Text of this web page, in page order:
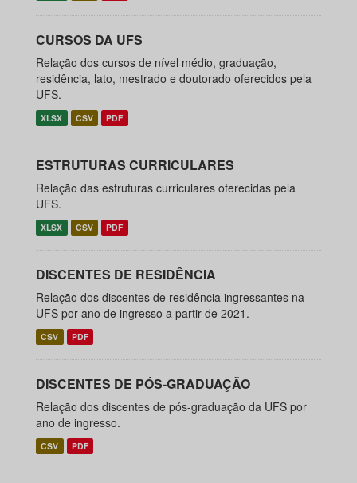
CURSOS DA UFS
Relação dos cursos de nível médio, graduação,
residência, lato, mestrado e doutorado oferecidos pela
UFS.
XLSX CSV PDF
ESTRUTURAS CURRICULARES
Relação das estruturas curriculares oferecidas pela
UFS.
XLSX CSV PDF
DISCENTES DE RESIDÊNCIA
Relação dos discentes de residência ingressantes na
UFS por ano de ingresso a partir de 2021.
CSV PDF
DISCENTES DE PÓS-GRADUAÇÃO
Relação dos discentes de pós-graduação da UFS por
ano de ingresso.
CSV PDF